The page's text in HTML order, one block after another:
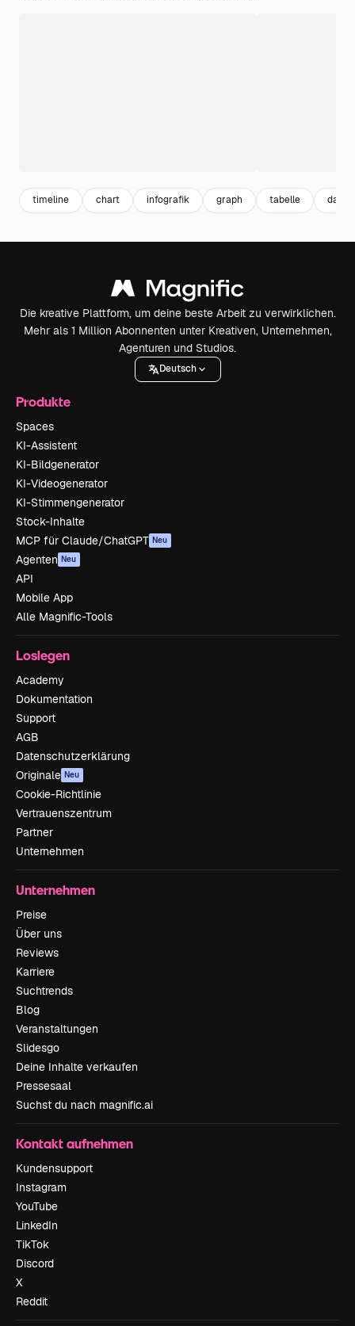
timeline chart infografik graph tabelle daten
Die kreative Plattform, um deine beste Arbeit zu verwirklichen.
Mehr als 1 Million Abonnenten unter Kreativen, Unternehmen,
Agenturen und Studios.
Deutsch
Produkte
Spaces
KI-Assistent
KI-Bildgenerator
KI-Videogenerator
KI-Stimmengenerator
Stock-Inhalte
MCP für Claude/ChatGPT Neu
Agenten Neu
API
Mobile App
Alle Magnific-Tools
Loslegen
Academy
Dokumentation
Support
AGB
Datenschutzerklärung
Originale Neu
Cookie-Richtlinie
Vertrauenszentrum
Partner
Unternehmen
Unternehmen
Preise
Über uns
Reviews
Karriere
Suchtrends
Blog
Veranstaltungen
Slidesgo
Deine Inhalte verkaufen
Pressesaal
Suchst du nach magnific.ai
Kontakt aufnehmen
Kundensupport
Instagram
YouTube
LinkedIn
TikTok
Discord
X
Reddit